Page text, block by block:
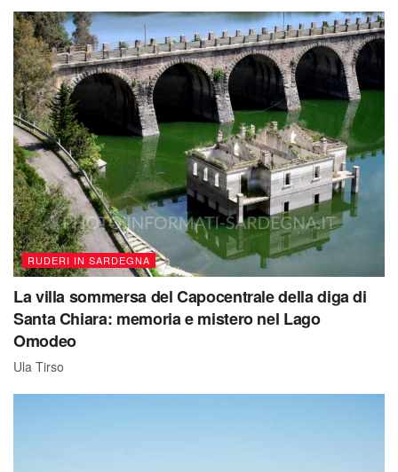
RUDERI IN SARDEGNA
La villa sommersa del Capocentrale della diga di
Santa Chiara: memoria e mistero nel Lago
Omodeo
Ula Tirso